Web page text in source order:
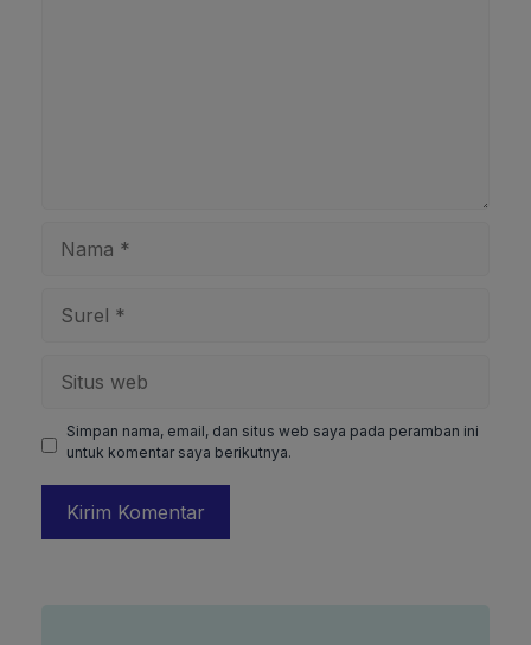
web
Simpan nama, email, dan situs web saya pada peramban ini
untuk komentar saya berikutnya.